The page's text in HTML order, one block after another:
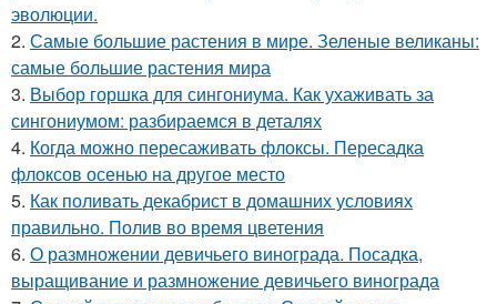
эволюции.
2. Самые большие растения в мире. Зеленые великаны:
самые большие растения мира
3. Выбор горшка для сингониума. Как ухаживать за
сингониумом: разбираемся в деталях
4. Когда можно пересаживать флоксы. Пересадка
флоксов осенью на другое место
5. Как поливать декабрист в домашних условиях
правильно. Полив во время цветения
6. О размножении девичьего винограда. Посадка,
выращивание и размножение девичьего винограда